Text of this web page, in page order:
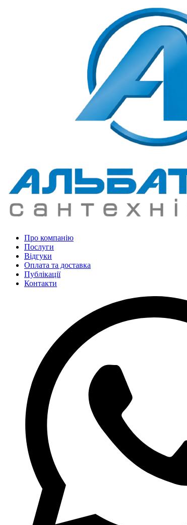
Про компанію
Послуги
Відгуки
Оплата та доставка
Публікації
Контакти